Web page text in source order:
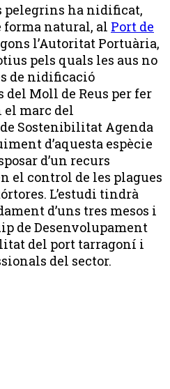
pelegrins ha nidificat,
forma natural, al Port de
l’Autoritat Portuària,
pels quals les aus no
de nidificació
Moll de Reus per fer
el marc del
Sostenibilitat Agenda
d’aquesta espècie
d’un recurs
el control de les plagues
L’estudi tindrà
d’uns tres mesos i
de Desenvolupament
del port tarragoní i
del sector.